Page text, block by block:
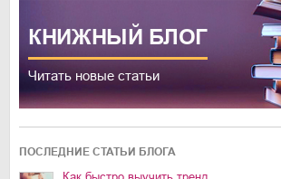
КНИЖНЫЙ БЛОГ
Читать новые статьи
ПОСЛЕДНИЕ СТАТЬИ БЛОГА